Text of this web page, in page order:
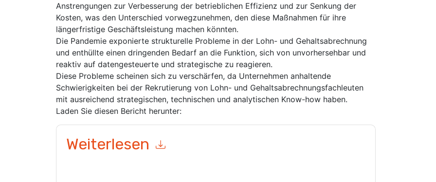
Anstrengungen zur Verbesserung der betrieblichen Effizienz und zur Senkung der
Kosten, was den Unterschied vorwegzunehmen, den diese Maßnahmen für ihre
längerfristige Geschäftsleistung machen könnten.
Die Pandemie exponierte strukturelle Probleme in der Lohn- und Gehaltsabrechnung
und enthüllte einen dringenden Bedarf an die Funktion, sich von unvorhersehbar und
reaktiv auf datengesteuerte und strategische zu reagieren.
Diese Probleme scheinen sich zu verschärfen, da Unternehmen anhaltende
Schwierigkeiten bei der Rekrutierung von Lohn- und Gehaltsabrechnungsfachleuten
mit ausreichend strategischen, technischen und analytischen Know-how haben.
Laden Sie diesen Bericht herunter:
Weiterlesen